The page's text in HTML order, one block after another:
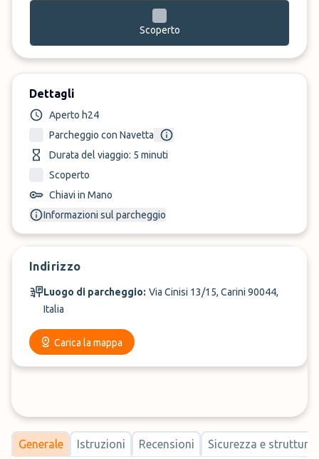
Scoperto
Dettagli
Aperto h24
Parcheggio con Navetta
Durata del viaggio: 5 minuti
Scoperto
Chiavi in Mano
Informazioni sul parcheggio
Indirizzo
Luogo di parcheggio: Via Cinisi 13/15, Carini 90044,
Italia
Carica la mappa
Generale Istruzioni Recensioni Sicurezza e strutture